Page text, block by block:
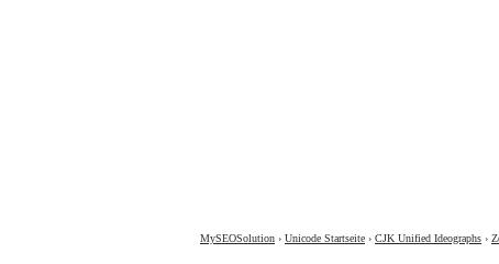
MySEOSolution › Unicode Startseite › CJK Unified Ideographs ›